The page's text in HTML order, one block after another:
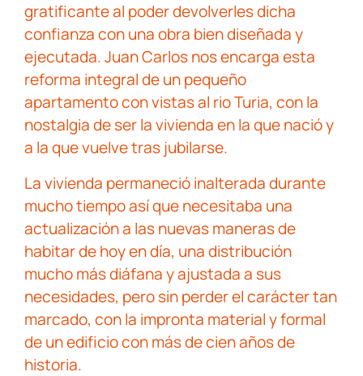
gratificante al poder devolverles dicha
confianza con una obra bien diseñada y
ejecutada. Juan Carlos nos encarga esta
reforma integral de un pequeño
apartamento con vistas al rio Turia, con la
nostalgia de ser la vivienda en la que nació y
a la que vuelve tras jubilarse.
La vivienda permaneció inalterada durante
mucho tiempo así que necesitaba una
actualización a las nuevas maneras de
habitar de hoy en día, una distribución
mucho más diáfana y ajustada a sus
necesidades, pero sin perder el carácter tan
marcado, con la impronta material y formal
de un edificio con más de cien años de
historia.